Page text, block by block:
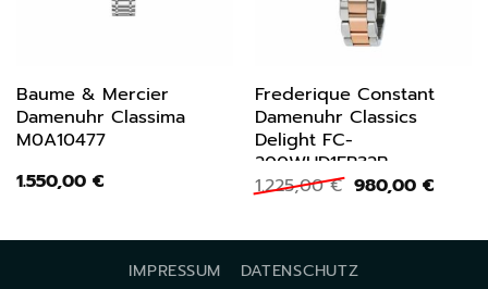
Baume & Mercier
Damenuhr Classima
M0A10477
1.550,00 €
Frederique Constant
Damenuhr Classics
Delight FC-
200WHD1ER32B
1.225,00€ Ursprünglicher
Preis
1.225,00 €
980,00 €
IMPRESSUM DATENSCHUTZ